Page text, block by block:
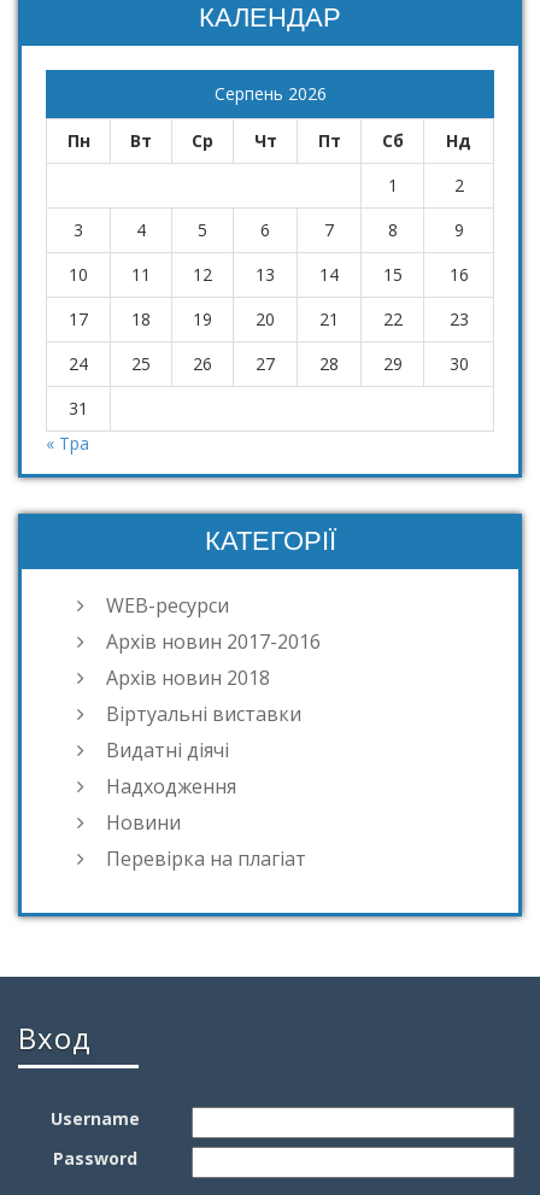
КАЛЕНДАР
Серпень 2026
Пн Вт Ср Чт Пт Сб
Нд
1
2
3
4 5 6 7 8
9
10
11 12 13 14 15
16
17
18 19 20 21 22
23
24
25 26 27 28 29
30
31
« Тра
КАТЕГОРІЇ
WEB-ресурси
Архів новин 2017-2016
Архів новин 2018
Віртуальні виставки
Видатні діячі
Надходження
Новини
Перевірка на плагіат
Вход
Username
Password